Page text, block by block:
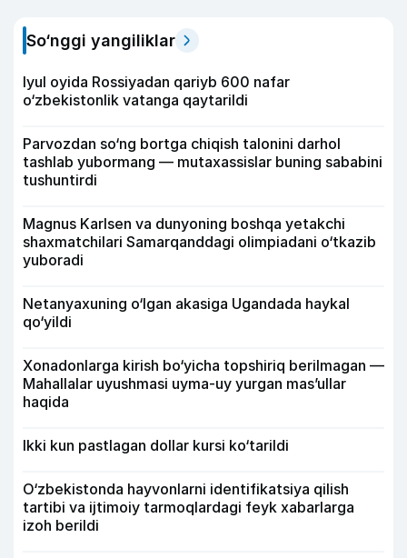
So‘nggi yangiliklar
Iyul oyida Rossiyadan qariyb 600 nafar
o‘zbekistonlik vatanga qaytarildi
Parvozdan so‘ng bortga chiqish talonini darhol
tashlab yubormang — mutaxassislar buning sababini
tushuntirdi
Magnus Karlsen va dunyoning boshqa yetakchi
shaxmatchilari Samarqanddagi olimpiadani o‘tkazib
yuboradi
Netanyaxuning o‘lgan akasiga Ugandada haykal
qo‘yildi
Xonadonlarga kirish bo‘yicha topshiriq berilmagan —
Mahallalar uyushmasi uyma-uy yurgan mas’ullar
haqida
Ikki kun pastlagan dollar kursi ko‘tarildi
O‘zbekistonda hayvonlarni identifikatsiya qilish
tartibi va ijtimoiy tarmoqlardagi feyk xabarlarga
izoh berildi